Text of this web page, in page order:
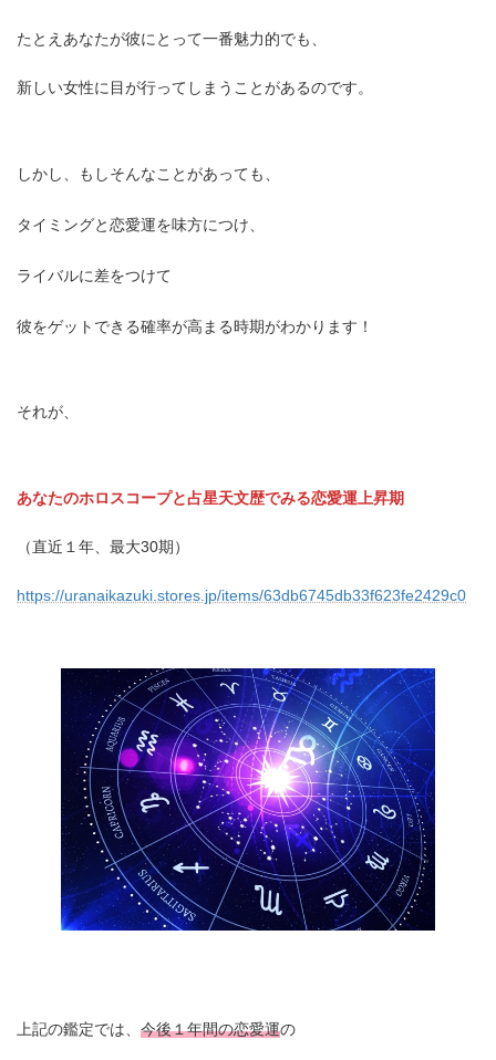
たとえあなたが彼にとって一番魅力的でも、
新しい女性に目が行ってしまうことがあるのです。
しかし、もしそんなことがあっても、
タイミングと恋愛運を味方につけ、
ライバルに差をつけて
彼をゲットできる確率が高まる時期がわかります！
それが、
あなたのホロスコープと占星天文歴でみる恋愛運上昇期
（直近１年、最大30期）
https://uranaikazuki.stores.jp/items/63db6745db33f623fe2429c0
上記の鑑定では、 今後１年間の恋愛運の